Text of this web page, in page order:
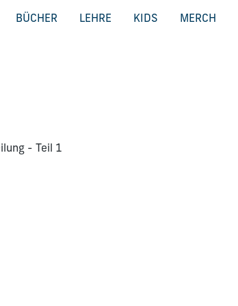
BÜCHER LEHRE KIDS MERCH